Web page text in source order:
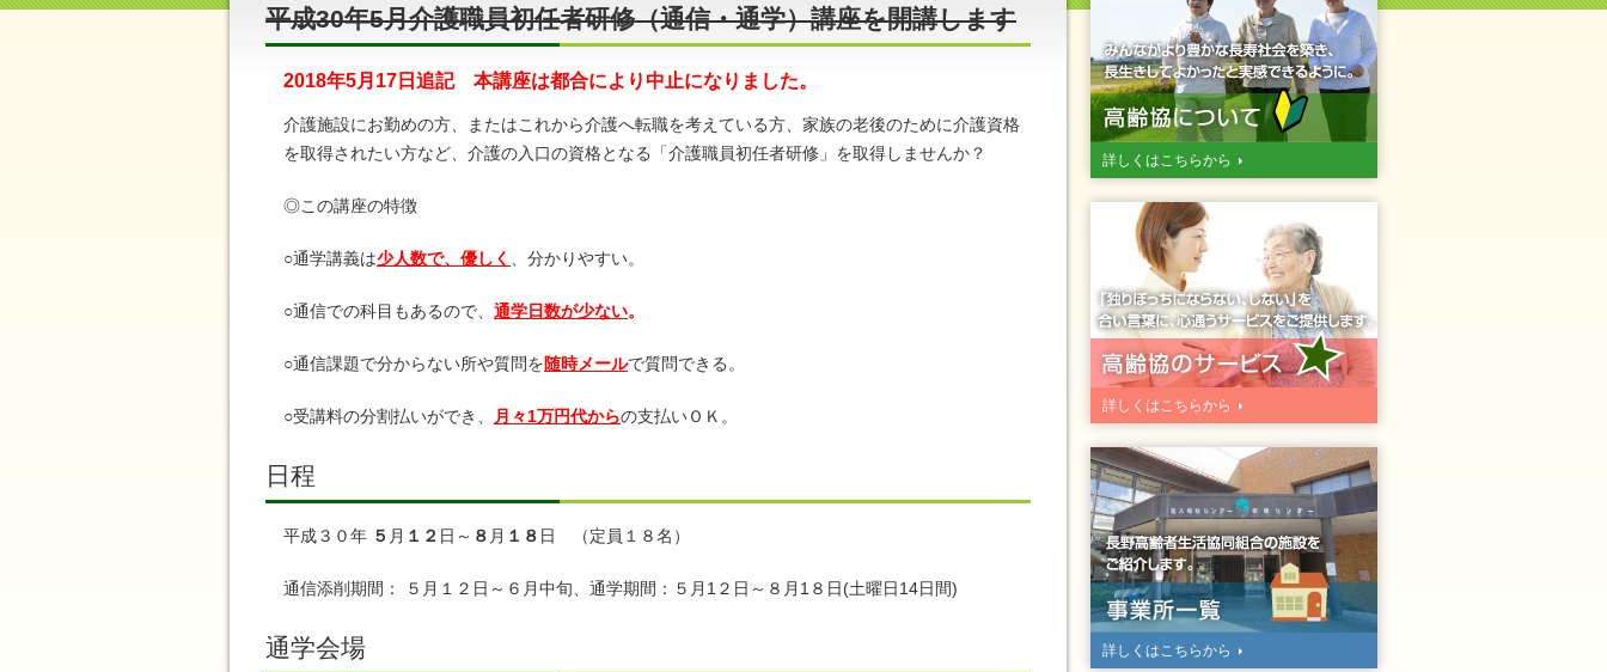
平成30年5月介護職員初任者研修（通信・通学）講座を開講します
2018年5月17日追記 本講座は都合により中止になりました。
介護施設にお勤めの方、またはこれから介護へ転職を考えている方、家族の老後のために介護資格
を取得されたい方など、介護の入口の資格となる「介護職員初任者研修」を取得しませんか？
◎この講座の特徴
○通学講義は少人数で、優しく 、分かりやすい。
○通信での科目もあるので、 通学日数が少ない。
○通信課題で分からない所や質問を随時メールで質問できる。
○受講料の分割払いができ、 月々1万円代からの支払いＯＫ。
日程
平成３０年 ５ 月 １２ 日～ ８ 月 １８ 日 （定員１８名）
通信添削期間： ５月１２日～６月中旬、通学期間：５月1２日～８月1８日(土曜日14日間)
通学会場
詳しくはこちらから
詳しくはこちらから
詳しくはこちらから